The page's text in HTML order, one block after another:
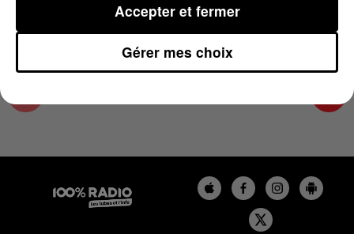
Gérer mes choix
Accepter et fermer